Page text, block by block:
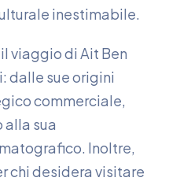
inestimabile.
viaggio di Ait Ben
dalle sue origini
commerciale,
sua
Inoltre,
chi desidera visitare